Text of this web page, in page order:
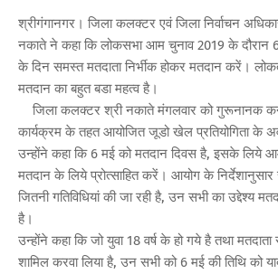
श्रीगंगानगर। जिला कलक्टर एवं जिला निर्वाचन
नकाते ने कहा कि लोकसभा आम चुनाव 2019 के दौरान
के दिन समस्त मतदाता निर्भीक होकर मतदान करें।
मतदान का बहुत बडा महत्व है।
जिला कलक्टर श्री नकाते मंगलवार को गुरूनानक
कार्यक्रम के तहत आयोजित जूडो खेल प्रतियोगिता के
उन्होंने कहा कि 6 मई को मतदान दिवस है, इसके लिये
मतदान के लिये प्रोत्साहित करें। आयोग के
जितनी गतिविधियां की जा रही है, उन सभी का उद्देश्य
है।
उन्होंने कहा कि जो युवा 18 वर्ष के हो गये है तथा
शामिल करवा लिया है, उन सभी को 6 मई की तिथि को